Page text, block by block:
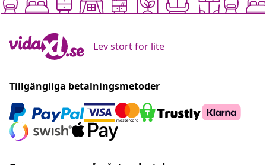
Lev stort for lite
Tillgängliga betalningsmetoder